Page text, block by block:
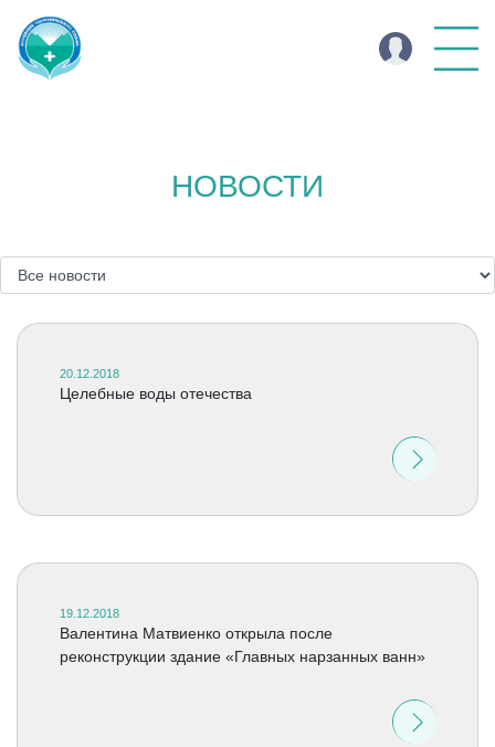
НОВОСТИ
20.12.2018
Целебные воды отечества
19.12.2018
Валентина Матвиенко открыла после
реконструкции здание «Главных нарзанных ванн»